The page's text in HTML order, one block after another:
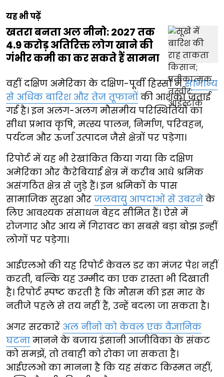
यह भी पढ़ें
खतरा बनता अल नीनो: 2027 तक
4.9 करोड़ अतिरिक्त लोग खाने की
गंभीर कमी का कर सकते हैं सामना
वहीं दक्षिण अमेरिका के दक्षिण-पूर्वी हिस्सों मेंसामान्य
से अधिक बारिश और तेज तूफानों की आशंका जताई
गई है। इन अलग-अलग मौसमीय परिस्थितियों का
सीधा प्रभाव कृषि, मत्स्य पालन, निर्माण, परिवहन,
पर्यटन और ऊर्जा उत्पादन जैसे क्षेत्रों पर पड़ेगा।
रिपोर्ट में यह भी रेखांकित किया गया कि दक्षिण
अमेरिका और कैरेबियाई क्षेत्र में करीब आधे श्रमिक
असंगठित क्षेत्र से जुड़े हैं। इन श्रमिकों के पास
सामाजिक सुरक्षा और जलवायु आपदाओं से उबरने के
लिए आवश्यक संसाधन बेहद सीमित हैं। ऐसे में
रोजगार और आय में गिरावट का सबसे बड़ा बोझ इन्हीं
लोगों पर पड़ेगा।
आईएलओ की यह रिपोर्ट केवल डर का मंजर पेश नहीं
करती, बल्कि यह उम्मीद का एक रास्ता भी दिखाती
है। रिपोर्ट स्पष्ट करती है कि मौसम की इस मार के
नतीजे पहले से तय नहीं हैं, उन्हें बदला जा सकता है।
अगर सरकारें अल नीनो को केवल एक वैज्ञानिक
घटना मानने के बजाय इंसानी आजीविका के संकट
को समझें, तो तबाही को रोका जा सकता है।
आईएलओ का मानना है कि यह संकट किस्मत नहीं,